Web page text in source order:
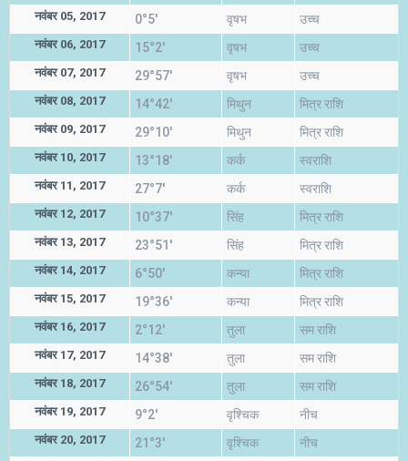
नवंबर 05, 2017 0°5' वृषभ उच्च
नवंबर 06, 2017 15°2' वृषभ उच्च
नवंबर 07, 2017 29°57' वृषभ उच्च
नवंबर 08, 2017 14°42' मिथुन मित्र राशि
नवंबर 09, 2017 29°10' मिथुन मित्र राशि
नवंबर 10, 2017 13°18' कर्क स्वराशि
नवंबर 11, 2017 27°7' कर्क स्वराशि
नवंबर 12, 2017 10°37' सिंह मित्र राशि
नवंबर 13, 2017 23°51' सिंह मित्र राशि
नवंबर 14, 2017 6°50' कन्या मित्र राशि
नवंबर 15, 2017 19°36' कन्या मित्र राशि
नवंबर 16, 2017 2°12' तुला सम राशि
नवंबर 17, 2017 14°38' तुला सम राशि
नवंबर 18, 2017 26°54' तुला सम राशि
नवंबर 19, 2017 9°2' वृश्चिक नीच
नवंबर 20, 2017 21°3' वृश्चिक नीच